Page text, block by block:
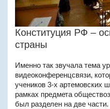
Конституция РФ –
страны
Именно так звучала тема
видеоконференцсвязи,
учеников 3-х артемовских
рамках предмета
был разделен на две